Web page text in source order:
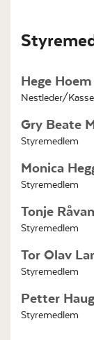
Hege
Nestleder/
Gry Beate
Styremedlem
Monica
Styremedlem
Tonje
Styremedlem
Tor Olav
Styremedlem
Petter
Styremedlem